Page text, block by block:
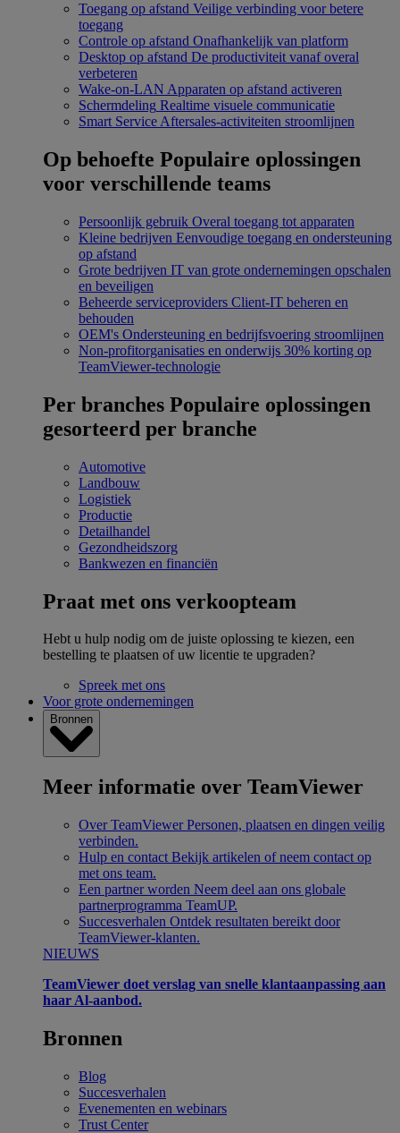
Toegang op afstand Veilige verbinding voor betere
toegang
Controle op afstand Onafhankelijk van platform
Desktop op afstand De productiviteit vanaf overal
verbeteren
Wake-on-LAN Apparaten op afstand activeren
Schermdeling Realtime visuele communicatie
Smart Service Aftersales-activiteiten stroomlijnen
Op behoefte Populaire oplossingen
voor verschillende teams
Persoonlijk gebruik Overal toegang tot apparaten
Kleine bedrijven Eenvoudige toegang en ondersteuning
op afstand
Grote bedrijven IT van grote ondernemingen opschalen
en beveiligen
Beheerde serviceproviders Client-IT beheren en
behouden
OEM's Ondersteuning en bedrijfsvoering stroomlijnen
Non-profitorganisaties en onderwijs 30% korting op
TeamViewer-technologie
Per branches Populaire oplossingen
gesorteerd per branche
Automotive
Landbouw
Logistiek
Productie
Detailhandel
Gezondheidszorg
Bankwezen en financiën
Praat met ons verkoopteam
Hebt u hulp nodig om de juiste oplossing te kiezen, een
bestelling te plaatsen of uw licentie te upgraden?
Spreek met ons
Voor grote ondernemingen
Bronnen
Meer informatie over TeamViewer
Over TeamViewer Personen, plaatsen en dingen veilig
verbinden.
Hulp en contact Bekijk artikelen of neem contact op
met ons team.
Een partner worden Neem deel aan ons globale
partnerprogramma TeamUP.
Succesverhalen Ontdek resultaten bereikt door
TeamViewer-klanten.
NIEUWS
TeamViewer doet verslag van snelle klantaanpassing aan
haar Al-aanbod.
Bronnen
Blog
Succesverhalen
Evenementen en webinars
Trust Center